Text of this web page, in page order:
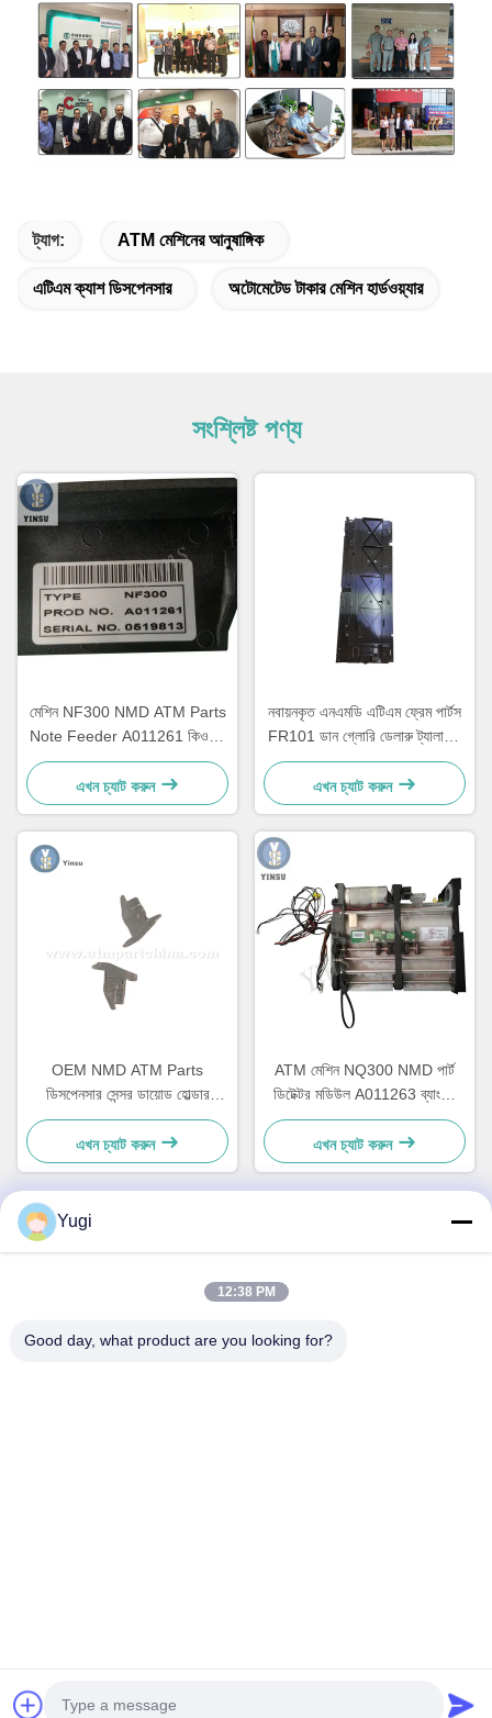
ট্যাগ: ATM মেশিনের আনুষাঙ্গিক
এটিএম ক্যাশ ডিসপেনসার অটোমেটেড টাকার মেশিন হার্ডওয়্যার
সংশ্লিষ্ট পণ্য
মেশিন NF300 NMD ATM Parts
Note Feeder A011261 কিওস্ক
গেমিং মেশিনের জন্য
এখন চ্যাট করুন
নবায়নকৃত এনএমডি এটিএম ফ্রেম পার্টস
FR101 ডান গ্লোরি ডেলারু ট্যালারিস
A006322
এখন চ্যাট করুন
OEM NMD ATM Parts
ডিসপেনসার সেন্সর ডায়োড হোল্ডার
A001486
এখন চ্যাট করুন
ATM মেশিন NQ300 NMD পার্ট
ডিটেক্টর মডিউল A011263 ব্যাংকিং
সরঞ্জামের জন্য
এখন চ্যাট করুন
রুম ৫০২, বিল্ডিং ৫, কাইড রিয়েল এস্টেট পার্ক, নং ২-১, Xingye EastRoad,
Yugi
12:38 PM
Good day, what product are you looking for?